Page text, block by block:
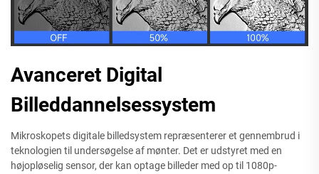
Avanceret Digital
Billeddannelsessystem
Mikroskopets digitale billedsystem repræsenterer et gennembrud i
teknologien til undersøgelse af mønter. Det er udstyret med en
højopløselig sensor, der kan optage billeder med op til 1080p-